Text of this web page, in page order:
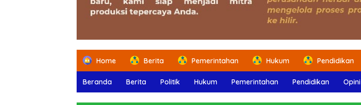
Home Berita Pemerintahan Hukum Pendidikan
Beranda Berita Politik Hukum Pemerintahan Pendidikan Opini